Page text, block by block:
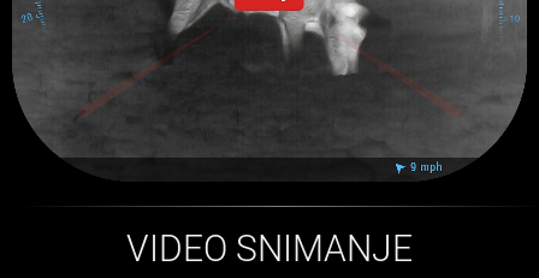
VIDEO SNIMANJE